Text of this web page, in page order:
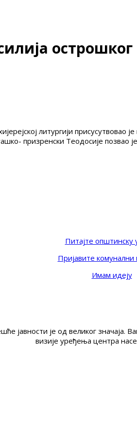
острошког
литургији
призренски Теодосије позвао
Питајте општинску
Пријавите комунални
Имам идеју
јавности је од великог
визије уређења центра